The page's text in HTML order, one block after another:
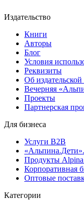
Издательство
Книги
Авторы
Блог
Условия
Реквизиты
Об
Вечерняя
Проекты
Партнерская
Для бизнеса
Услуги B2B
Продукты
Корпоративная
Оптовые
Категории